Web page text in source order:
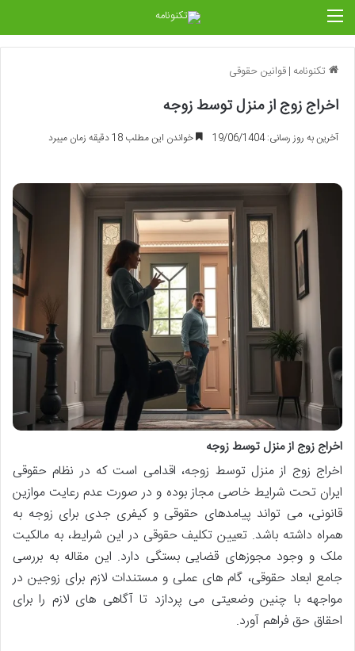
تکنونامه |قوانین حقوقی
اخراج زوج از منزل توسط زوجه
آخرین به روز رسانی: 19/06/1404 خواندن این مطلب 18 دقیقه زمان میبرد
اخراج زوج از منزل توسط زوجه
اخراج زوج از منزل توسط زوجه، اقدامی است که در نظام حقوقی
ایران تحت شرایط خاصی مجاز بوده و در صورت عدم رعایت موازین
قانونی، می تواند پیامدهای حقوقی و کیفری جدی برای زوجه به
همراه داشته باشد. تعیین تکلیف حقوقی در این شرایط، به مالکیت
ملک و وجود مجوزهای قضایی بستگی دارد. این مقاله به بررسی
جامع ابعاد حقوقی، گام های عملی و مستندات لازم برای زوجین در
مواجهه با چنین وضعیتی می پردازد تا آگاهی های لازم را برای
احقاق حق فراهم آورد.